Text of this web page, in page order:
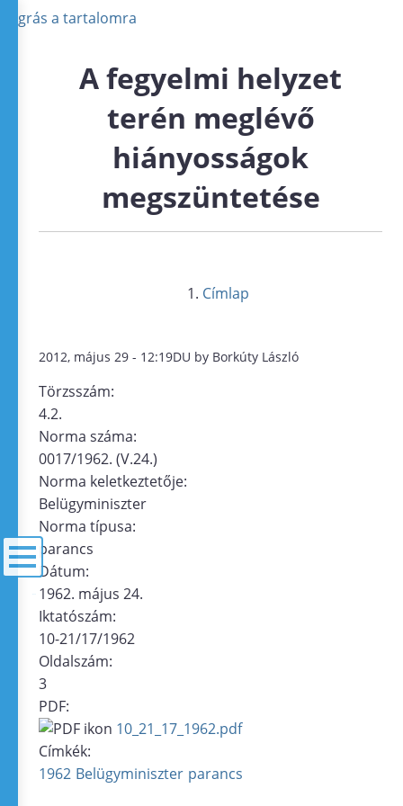
Ugrás a tartalomra
A fegyelmi helyzet
terén meglévő
hiányosságok
megszüntetése
Címlap
2012, május 29 - 12:19DU by Borkúty László
Törzsszám:
4.2.
Norma száma:
0017/1962. (V.24.)
Norma keletkeztetője:
Belügyminiszter
Norma típusa:
parancs
Dátum:
1962. május 24.
Iktatószám:
10-21/17/1962
Oldalszám:
3
PDF:
10_21_17_1962.pdf
Címkék:
1962 Belügyminiszter parancs